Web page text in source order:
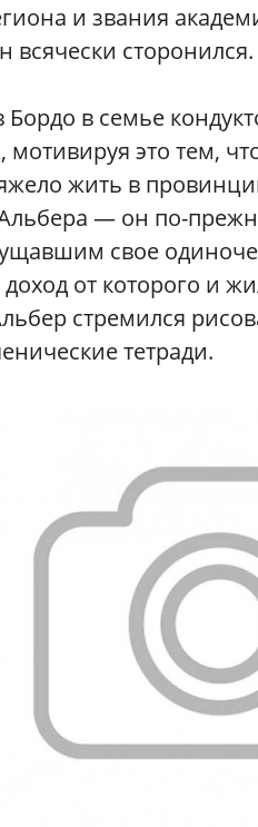
и звания
всячески сторонился.
в семье
мотивируя это тем,
жить в
Альбера — он по-
свое
от которого и
стремился
тетради.